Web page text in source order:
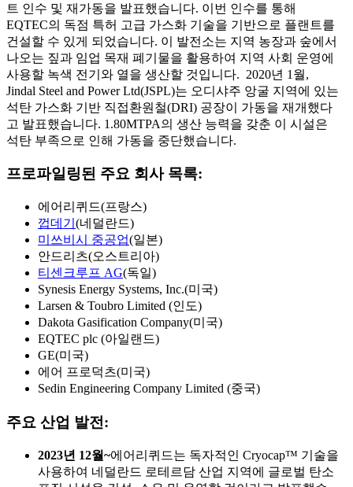
트 인수 및 재가동을 발표했습니다. 이번 인수를 통해
EQTEC의 독점 특허 고급 가스화 기술을 기반으로 플랜트를
건설할 수 있게 되었습니다. 이 발전소는 지역 농장과 숲에서
나오는 짚과 임업 목재 폐기물을 활용하여 지역 사회 운영에
사용할 녹색 전기와 열을 생산할 것입니다. 2020년 1월,
Jindal Steel and Power Ltd(JSPL)는 오디샤주 앙굴 지역에 있는
석탄 가스화 기반 직접환원철(DRI) 공장이 가동을 재개했다
고 발표했습니다. 1.80MTPA의 생산 능력을 갖춘 이 시설은
석탄 부족으로 인해 가동을 중단했습니다.
프로파일링된 주요 회사 목록:
에어리퀴드(프랑스)
껍데기 (네덜란드)
미쓰비시 중공업(일본)
안드리츠(오스트리아)
티센크루프 AG(독일)
Synesis Energy Systems, Inc.(미국)
Larsen & Toubro Limited (인도)
Dakota Gasification Company(미국)
EQTEC plc (아일랜드)
GE(미국)
에어 프로덕츠(미국)
Sedin Engineering Company Limited (중국)
주요 산업 발전:
2023년 12월~에어리퀴드는 독자적인 Cryocap™ 기술을
사용하여 네덜란드 로테르담 산업 지역에 글로벌 탄소